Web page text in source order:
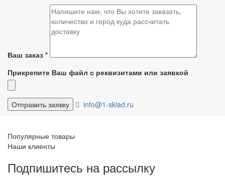
Ваш заказ *
Прикрепите Ваш файл с реквизитами или заявкой
info@1-sklad.ru
Популярные товары
Наши клиенты
Подпишитесь на рассылку